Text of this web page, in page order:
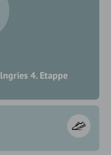
4. Etappe